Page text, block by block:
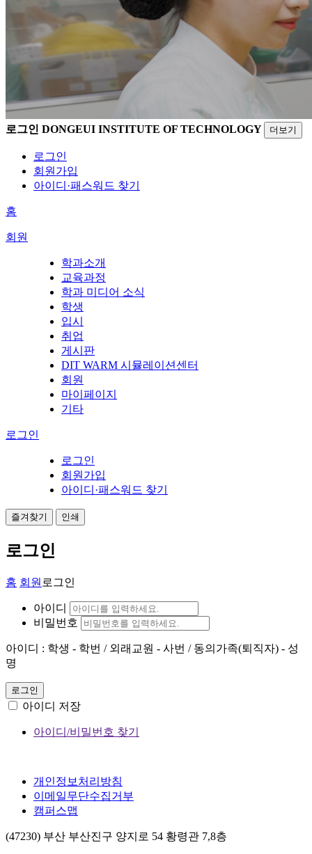
로그인 DONGEUI INSTITUTE OF TECHNOLOGY 더보기
로그인
회원가입
아이디·패스워드 찾기
홈
회원
학과소개
교육과정
학과 미디어 소식
학생
입시
취업
게시판
DIT WARM 시뮬레이션센터
회원
마이페이지
기타
로그인
로그인
회원가입
아이디·패스워드 찾기
즐겨찾기 인쇄
로그인
홈 회원 로그인
아이디
비밀번호
아이디 : 학생 - 학번 / 외래교원 - 사번 / 동의가족(퇴직자) - 성
명
로그인
아이디 저장
아이디/비밀번호 찾기
개인정보처리방침
이메일무단수집거부
캠퍼스맵
(47230) 부산 부산진구 양지로 54 황령관 7,8층